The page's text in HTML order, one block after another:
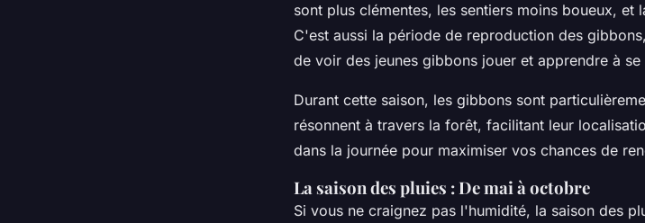
sont plus clémentes, les sentiers moins boueux,
C'est aussi la période de reproduction des
de voir des jeunes gibbons jouer et apprendre à se
Durant cette saison, les gibbons sont
résonnent à travers la forêt, facilitant leur
dans la journée pour maximiser vos chances de
La saison des pluies : De mai à octobre
Si vous ne craignez pas l'humidité, la saison des